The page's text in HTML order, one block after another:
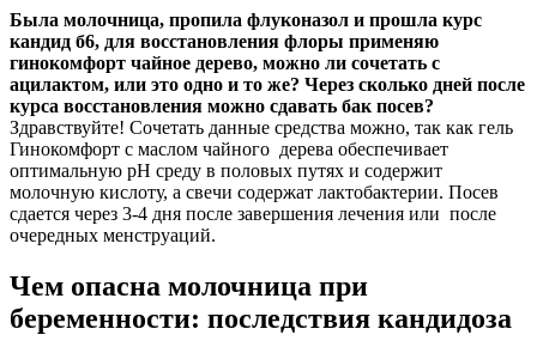
Была молочница, пропила флуконазол и прошла курс
кандид б6, для восстановления флоры применяю
гинокомфорт чайное дерево, можно ли сочетать с
ацилактом, или это одно и то же? Через сколько дней после
курса восстановления можно сдавать бак посев?
Здравствуйте! Сочетать данные средства можно, так как гель
Гинокомфорт с маслом чайного дерева обеспечивает
оптимальную рН среду в половых путях и содержит
молочную кислоту, а свечи содержат лактобактерии. Посев
сдается через 3-4 дня после завершения лечения или после
очередных менструаций.
Чем опасна молочница при
беременности: последствия кандидоза